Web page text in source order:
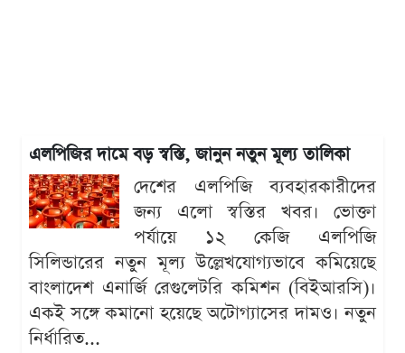
এলপিজির দামে বড় স্বস্তি, জানুন নতুন মূল্য তালিকা
দেশের এলপিজি ব্যবহারকারীদের
জন্য এলো স্বস্তির খবর। ভোক্তা
পর্যায়ে ১২ কেজি এলপিজি
সিলিন্ডারের নতুন মূল্য উল্লেখযোগ্যভাবে কমিয়েছে
বাংলাদেশ এনার্জি রেগুলেটরি কমিশন (বিইআরসি)।
একই সঙ্গে কমানো হয়েছে অটোগ্যাসের দামও। নতুন
নির্ধারিত...